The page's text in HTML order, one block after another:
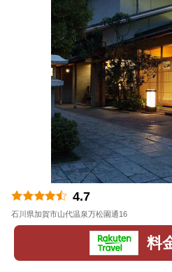
4.7
石川県加賀市山代温泉万松園通16
料